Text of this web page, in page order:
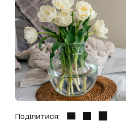
Поділитися: